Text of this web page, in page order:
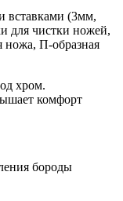
вставками (3мм,
для чистки ножей,
ножа, П-образная
хром.
комфорт
бороды